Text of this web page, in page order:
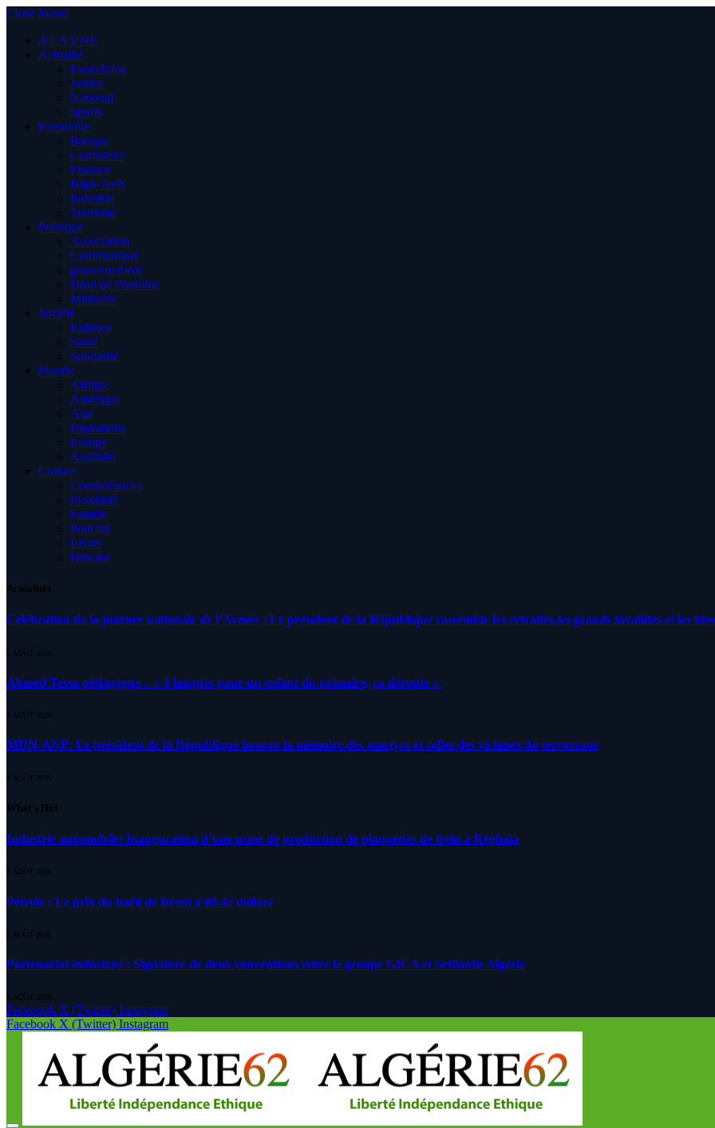
Close Menu
A LA UNE
Actualité
Flash Infos
Justice
National
Sports
Economie
Banque
Commerce
Finance
High-Tech
Industrie
Tourisme
Politique
Association
Communiqué
gouvernement
Droit de l’homme
Ministère
Société
Enfance
Santé
Solidarité
Monde
Afrique
Amérique
Asie
Diplomatie
Europe
Australia
Culture
Condoléances
Proximité
Famille
Podcast
Livres
Histoire
Actualités
Célébration de la journée nationale de l’Armée : Le président de la République rassemble les retraités,les grands invalides et les
5 AOÛT 2026
Ahmed Tessa pédagogue : » 4 langues pour un enfant du primaire, ça déroute «
4 AOÛT 2026
MDN-ANP: Le président de la République honore la mémoire des martyrs et celles des victimes du terrorisme
4 AOÛT 2026
What's Hot
Industrie automobile: Inauguration d’une usine de production de plaquettes de frein à Réghaïa
5 AOÛT 2026
Pétrole : Le prix du baril de Brent à 80.42 dollars
5 AOÛT 2026
Partenariat industriel : Signature de deux conventions entre le groupe GICA et Setllantis Algérie
5 AOÛT 2026
Facebook X (Twitter) Instagram
Facebook X (Twitter) Instagram